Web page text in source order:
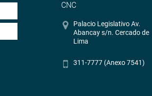
CNC
Palacio Legislativo Av.
Abancay s/n. Cercado de
Lima
311-7777 (Anexo 7541)